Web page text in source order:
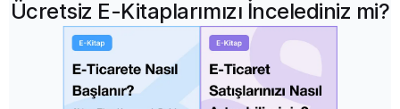
Ücretsiz E-Kitaplarımızı İncelediniz mi?